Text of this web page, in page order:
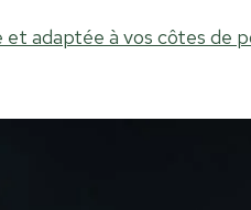
adaptée à vos côtes de